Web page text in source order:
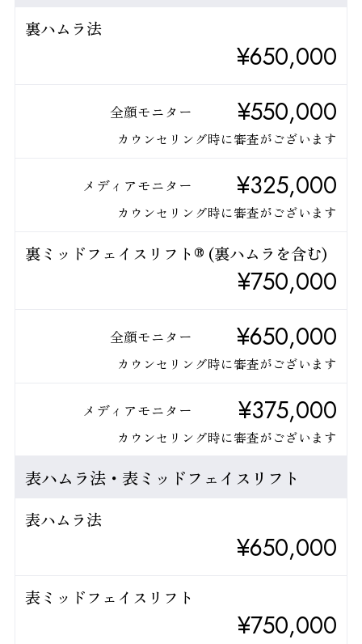
裏ハムラ法
¥650,000
全顔モニター ¥550,000
カウンセリング時に審査がございます
メディアモニター ¥325,000
カウンセリング時に審査がございます
裏ミッドフェイスリフト® (裏ハムラを含む)
¥750,000
全顔モニター ¥650,000
カウンセリング時に審査がございます
メディアモニター ¥375,000
カウンセリング時に審査がございます
表ハムラ法・表ミッドフェイスリフト
表ハムラ法
¥650,000
表ミッドフェイスリフト
¥750,000